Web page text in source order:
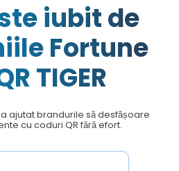
iubit de
Fortune
TIGER
ajutat brandurile să desfășoare
cu coduri QR fără efort.